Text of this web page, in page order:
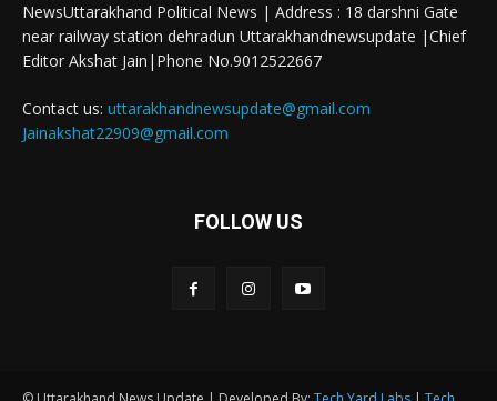
NewsUttarakhand Political News | Address : 18 darshni Gate
near railway station dehradun Uttarakhandnewsupdate |Chief
Editor Akshat Jain|Phone No.9012522667
Contact us: uttarakhandnewsupdate@gmail.com
Jainakshat22909@gmail.com
FOLLOW US